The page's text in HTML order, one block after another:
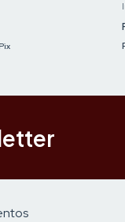
Pix